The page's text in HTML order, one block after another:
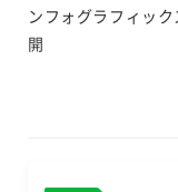
ンフォグラフィッ
開